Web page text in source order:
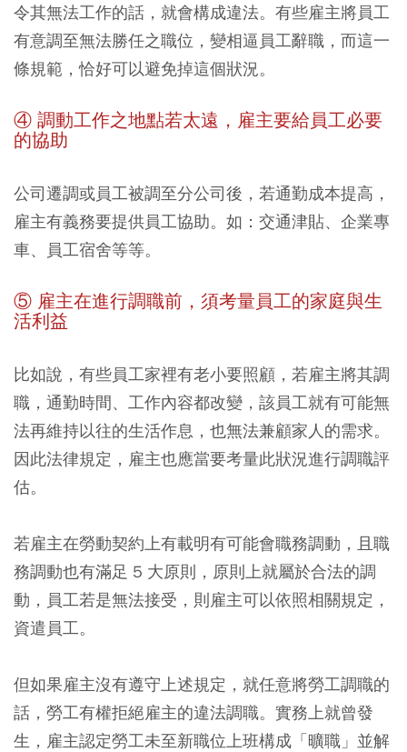
令其無法工作的話，就會構成違法。有些雇主將員工
有意調至無法勝任之職位，變相逼員工辭職，而這一
條規範，恰好可以避免掉這個狀況。
④ 調動工作之地點若太遠，雇主要給員工必要
的協助
公司遷調或員工被調至分公司後，若通勤成本提高，
雇主有義務要提供員工協助。如：交通津貼、企業專
車、員工宿舍等等。
⑤ 雇主在進行調職前，須考量員工的家庭與生
活利益
比如說，有些員工家裡有老小要照顧，若雇主將其調
職，通勤時間、工作內容都改變，該員工就有可能無
法再維持以往的生活作息，也無法兼顧家人的需求。
因此法律規定，雇主也應當要考量此狀況進行調職評
估。
若雇主在勞動契約上有載明有可能會職務調動，且職
務調動也有滿足 5 大原則，原則上就屬於合法的調
動，員工若是無法接受，則雇主可以依照相關規定，
資遣員工。
但如果雇主沒有遵守上述規定，就任意將勞工調職的
話，勞工有權拒絕雇主的違法調職。實務上就曾發
生，雇主認定勞工未至新職位上班構成「曠職」並解